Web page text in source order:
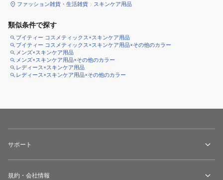
ファッション雑貨・生活雑貨 スキンケア用品
類似条件で探す
ブイティー コスメティックス×スキンケア用品
ブイティー コスメティックス×スキンケア用品×その他のカラー
メンズ×スキンケア用品
メンズ×スキンケア用品×その他のカラー
レディース×スキンケア用品
レディース×スキンケア用品×その他のカラー
サポート
規約・会社情報